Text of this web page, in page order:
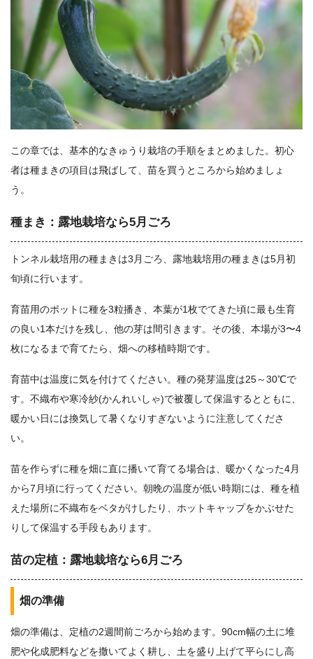
この章では、基本的なきゅうり栽培の手順をまとめました。初心
者は種まきの項目は飛ばして、苗を買うところから始めましょ
う。
種まき：露地栽培なら5月ごろ
トンネル栽培用の種まきは3月ごろ、露地栽培用の種まきは5月初
旬頃に行います。
育苗用のポットに種を3粒播き、本葉が1枚でてきた頃に最も生育
の良い1本だけを残し、他の芽は間引きます。その後、本場が3〜4
枚になるまで育てたら、畑への移植時期です。
育苗中は温度に気を付けてください。種の発芽温度は25～30℃で
す。不織布や寒冷紗(かんれいしゃ)で被覆して保温するとともに、
暖かい日には換気して暑くなりすぎないように注意してくださ
い。
苗を作らずに種を畑に直に播いて育てる場合は、暖かくなった4月
から7月頃に行ってください。朝晩の温度が低い時期には、種を植
えた場所に不織布をベタがけしたり、ホットキャップをかぶせた
りして保温する手段もあります。
苗の定植：露地栽培なら6月ごろ
畑の準備
畑の準備は、定植の2週間前ごろから始めます。90cm幅の土に堆
肥や化成肥料などを撒いてよく耕し、土を盛り上げて平らにし高